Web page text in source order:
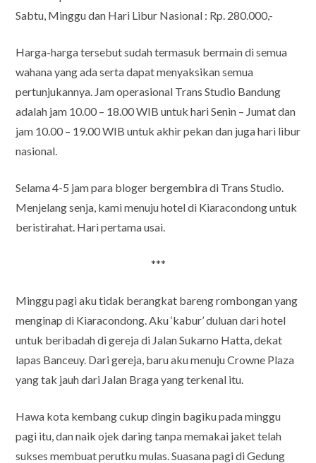
Sabtu, Minggu dan Hari Libur Nasional : Rp. 280.000,-
Harga-harga tersebut sudah termasuk bermain di semua
wahana yang ada serta dapat menyaksikan semua
pertunjukannya. Jam operasional Trans Studio Bandung
adalah jam 10.00 – 18.00 WIB untuk hari Senin – Jumat dan
jam 10.00 – 19.00 WIB untuk akhir pekan dan juga hari libur
nasional.
Selama 4-5 jam para bloger bergembira di Trans Studio.
Menjelang senja, kami menuju hotel di Kiaracondong untuk
beristirahat. Hari pertama usai.
***
Minggu pagi aku tidak berangkat bareng rombongan yang
menginap di Kiaracondong. Aku ‘kabur’ duluan dari hotel
untuk beribadah di gereja di Jalan Sukarno Hatta, dekat
lapas Banceuy. Dari gereja, baru aku menuju Crowne Plaza
yang tak jauh dari Jalan Braga yang terkenal itu.
Hawa kota kembang cukup dingin bagiku pada minggu
pagi itu, dan naik ojek daring tanpa memakai jaket telah
sukses membuat perutku mulas. Suasana pagi di Gedung